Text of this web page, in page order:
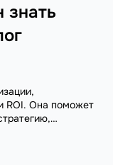
знать
ROI. Она поможет